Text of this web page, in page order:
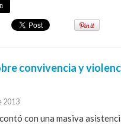
convivencia y
2013
con una masiva